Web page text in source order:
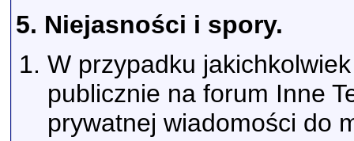
5. Niejasności i spory.
W przypadku
publicznie na forum Inne
prywatnej wiadomości do